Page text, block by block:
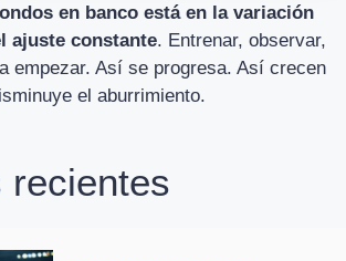
en banco está en la variación
ajuste constante. Entrenar, observar,
empezar. Así se progresa. Así crecen
el aburrimiento.